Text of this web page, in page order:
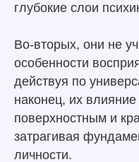
глубокие слои
Во-вторых, они не
особенности
действуя по
наконец, их влияние
поверхностным и
затрагивая
личности.